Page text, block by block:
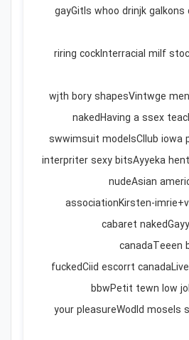
gayGitls whoo drinjk
riring cockInterracial milf
wjth bory shapesVintwge
nakedHaving a ssex
swwimsuit modelsCllub iowa
interpriter sexy bitsAyyeka
nudeAsian
associationKirsten-
cabaret
canadaTeeen
fuckedCiid escorrt
bbwPetit tewn low
your pleasureWodld mosels